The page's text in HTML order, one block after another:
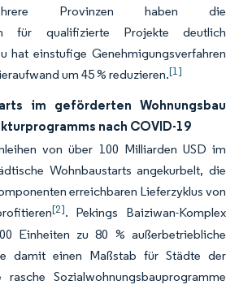
Provinzen haben die
für qualifizierte Projekte deutlich
hat einstufige Genehmigungsverfahren
um 45 % reduzieren.[1]
im geförderten Wohnungsbau
nach COVID-19
von über 100 Milliarden USD im
Wohnbaustarts angekurbelt, die
erreichbaren Lieferzyklus von
[2]. Pekings Baiziwan-Komplex
Einheiten zu 80 % außerbetriebliche
damit einen Maßstab für Städte der
Sozialwohnungsbauprogramme